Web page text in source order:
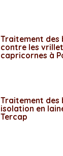
Traitement des
contre les
capricornes à
Traitement des
isolation en
Tercap